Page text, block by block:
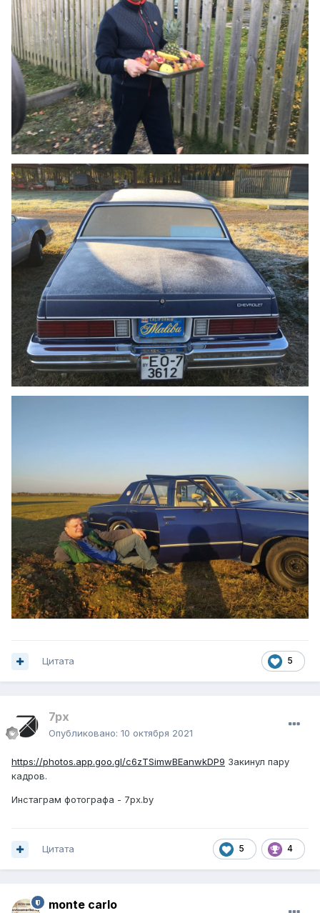
5
Цитата
7px
Опубликовано: 10 октября 2021
https://photos.app.goo.gl/c6zTSimwBEanwkDP9 Закинул пару
кадров.
Инстаграм фотографа - 7px.by
5 4
Цитата
monte carlo